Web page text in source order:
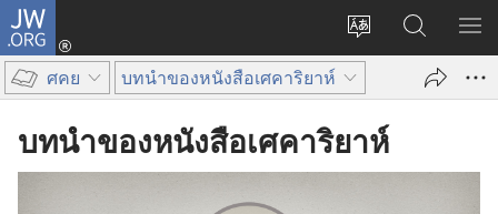
JW.ORG
เปลี่ยน
ภาษา
เข้า
ระบบ
(เปิด
หน้าต่าง
ใหม่)
ค้นหา
ใน
JW.ORG
แส
ศคย บทนำของหนังสือเศคาริยาห์
บทนำของหนังสือเศคาริยาห์